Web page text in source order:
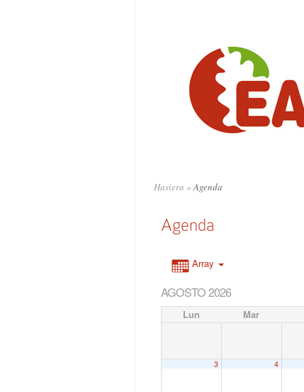
Hasiera »Agenda
Agenda
Array
AGOSTO 2026
Lun Mar
3 4